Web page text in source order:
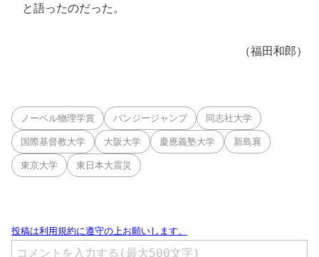
と語ったのだった。
（福田和郎）
ノーベル物理学賞 バンジージャンプ 同志社大学
国際基督教大学 大阪大学 慶應義塾大学 新島襄
東京大学 東日本大震災